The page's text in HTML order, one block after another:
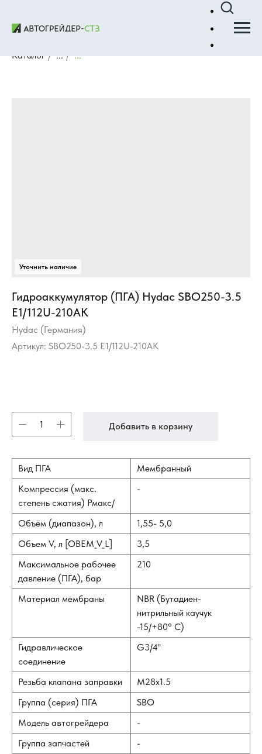
Каталог / ... / ...
Гидроаккумулятор (ПГА) Hydac SBO250-3.5
E1/112U-210AK
Hydac (Германия)
Артикул: SBO250-3.5 E1/112U-210AK
Добавить в корзину
Вид ПГА
Мембранный
Компрессия (макс.
степень сжатия) Рмакс/
-
Объём (диапазон), л
1,55- 5,0
Объем V, л [OBEM_V_L]
3,5
Максимальное рабочее
давление (ПГА), бар
210
Материал мембраны
NBR (Бутадиен-
нитрильный каучук
-15/+80° С)
Гидравлическое
соединение
G3/4"
Резьба клапана заправки
M28х1.5
Группа (серия) ПГА
SBO
Модель автогрейдера
-
Группа запчастей
-